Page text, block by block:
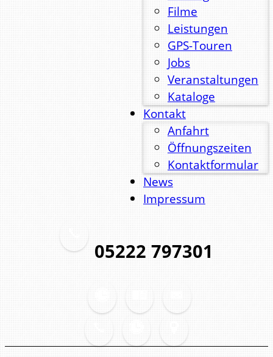
Filme
Leistungen
GPS-Touren
Jobs
Veranstaltungen
Kataloge
Kontakt
Anfahrt
Öffnungszeiten
Kontaktformular
News
Impressum
05222 797301